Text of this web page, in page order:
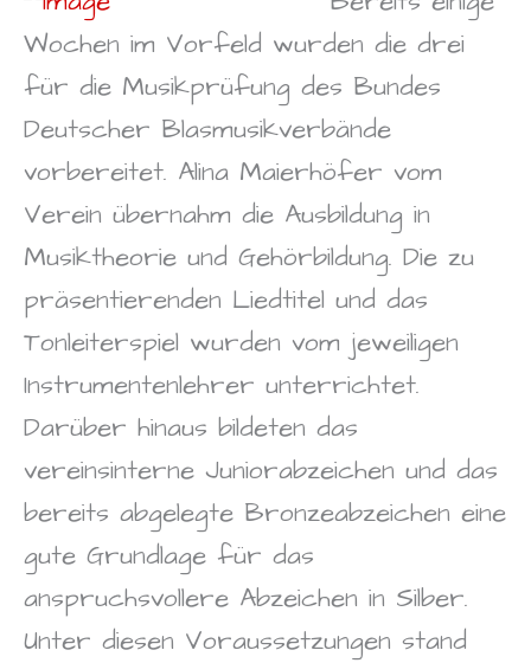
Wochen im Vorfeld wurden die drei
für die Musikprüfung des Bundes
Deutscher Blasmusikverbände
vorbereitet. Alina Maierhöfer vom
Verein übernahm die Ausbildung in
Musiktheorie und Gehörbildung. Die zu
präsentierenden Liedtitel und das
Tonleiterspiel wurden vom jeweiligen
Instrumentenlehrer unterrichtet.
Darüber hinaus bildeten das
vereinsinterne Juniorabzeichen und das
bereits abgelegte Bronzeabzeichen eine
gute Grundlage für das
anspruchsvollere Abzeichen in Silber.
Unter diesen Voraussetzungen stand